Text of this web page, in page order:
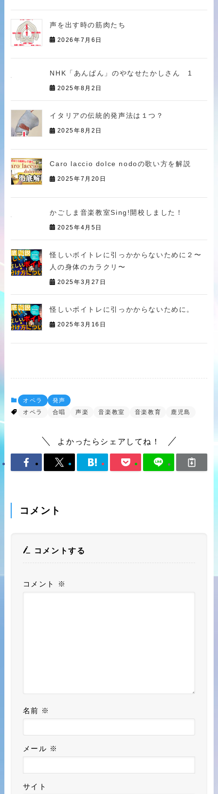
声を出す時の筋肉たち
2026年7月6日
NHK「あんぱん」のやなせたかしさん 1
2025年8月2日
イタリアの伝統的発声法は１つ？
2025年8月2日
Caro laccio dolce nodoの歌い方を解説
2025年7月20日
かごしま音楽教室Sing!開校しました！
2025年4月5日
怪しいボイトレに引っかからないために２〜
人の身体のカラクリ〜
2025年3月27日
怪しいボイトレに引っかからないために。
2025年3月16日
オペラ
発声
オペラ
合唱 声楽 音楽教室 音楽教育 鹿児島
よかったらシェアしてね！
コメント
コメントする
コメント ※
名前 ※
メール ※
サイト